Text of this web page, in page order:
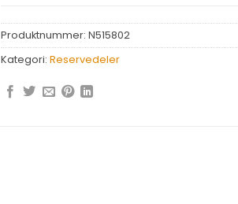
Produktnummer: N515802
Kategori: Reservedeler